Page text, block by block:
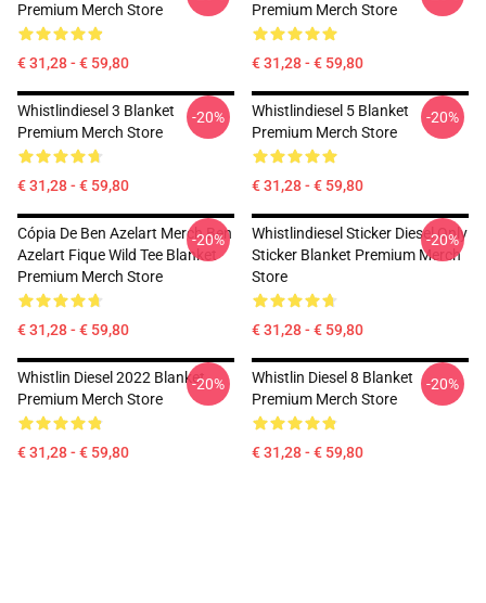
Premium Merch Store
€ 31,28 - € 59,80
Premium Merch Store
€ 31,28 - € 59,80
Whistlindiesel 3 Blanket
Premium Merch Store
€ 31,28 - € 59,80
-20%
Whistlindiesel 5 Blanket
Premium Merch Store
€ 31,28 - € 59,80
-20%
Cópia De Ben Azelart Merch Ben
Azelart Fique Wild Tee Blanket
Premium Merch Store
€ 31,28 - € 59,80
-20%
Whistlindiesel Sticker Diesel Only
Sticker Blanket Premium Merch
Store
€ 31,28 - € 59,80
-20%
Whistlin Diesel 2022 Blanket
Premium Merch Store
€ 31,28 - € 59,80
-20%
Whistlin Diesel 8 Blanket
Premium Merch Store
€ 31,28 - € 59,80
-20%